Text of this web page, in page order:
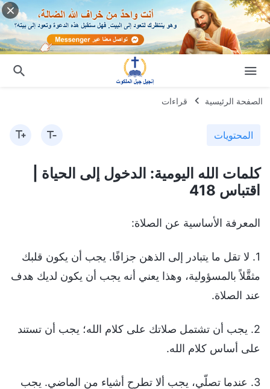
الصفحة الرئيسية قراءات
المحتويات
كلمات الله اليومية: الدخول إلى الحياة |
اقتباس 418
المعرفة الأساسية عن الصلاة:
1. لا تقل ما يتبادر إلى الذهن جزافًا. يجب أن يكون قلبك
مثقَّلاً بالمسؤولية، وهذا يعني أنه يجب أن يكون لديك هدف
عند الصلاة.
2. يجب أن تشتمل صلاتك على كلام الله؛ يجب أن تستند
على أساس كلام الله.
3. عندما تصلّي، يجب ألا تطرح أشياء من الماضي. يجب